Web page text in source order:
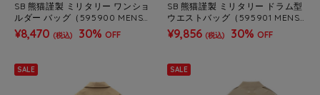
SB 熊猫謹製 ミリタリー ワンショ
ルダー バッグ（595900 MENS/
WOMENS)
¥8,470 (税込) 30% OFF
SB 熊猫謹製 ミリタリー ドラム型
ウエストバッグ（595901 MENS/
WOMENS)
¥9,856 (税込) 30% OFF
SALE SALE